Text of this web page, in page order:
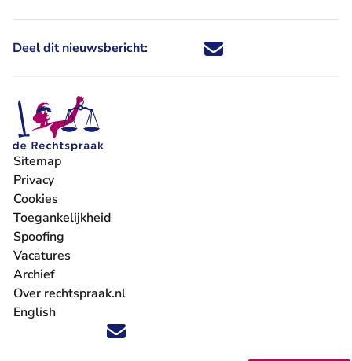
Deel dit nieuwsbericht: Deel dit nieuwsbericht via X -
Deel dit nieuwsbericht via
Deel dit nieuwsbericht
Deel dit
Volg ons op X (Twitter) - U verlaat Rechtspraak.nl
Volg ons op Facebook - U verlaat Rechtspraak.nl
Volg ons op Instagram - U verlaat Rechtspraak.nl
Volg ons op Youtube - U verlaat Rechtspraak.nl
Volg ons op LinkedIn - U verlaat
'Blijf op de hoogte' nieuwsbrief - U verlaat
Sitemap
Privacy
Cookies
Toegankelijkheid
Spoofing
Vacatures
- U verlaat Rechtspraak.nl
Archief
Over rechtspraak.nl
English